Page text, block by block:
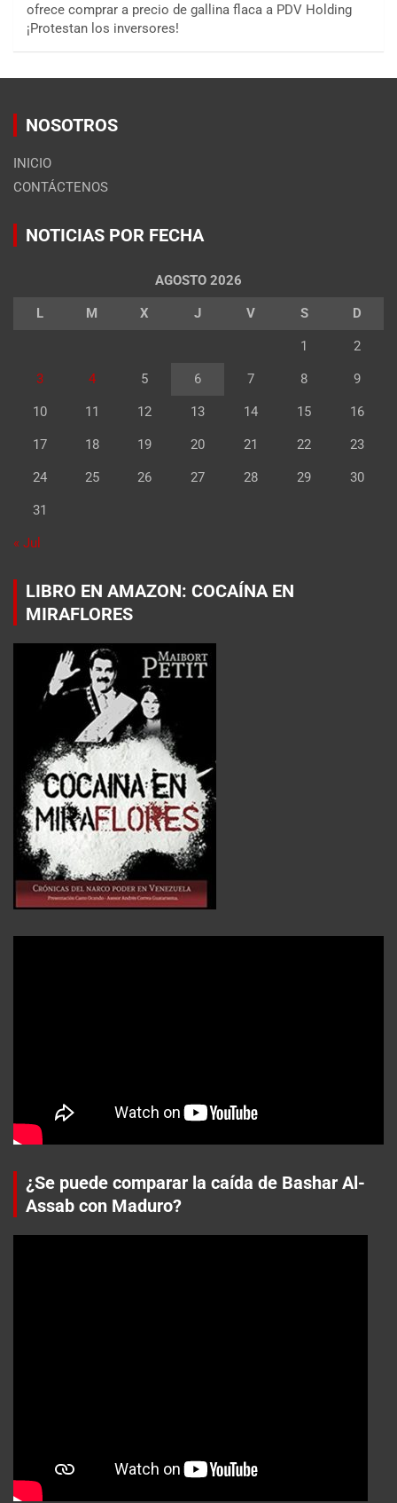
ofrece comprar a precio de gallina flaca a PDV Holding
¡Protestan los inversores!
NOSOTROS
INICIO
CONTÁCTENOS
NOTICIAS POR FECHA
AGOSTO 2026
L M X J V S D
1 2
3 4 5 6 7 8 9
10 11 12 13 14 15 16
17 18 19 20 21 22 23
24 25 26 27 28 29 30
31
« Jul
LIBRO EN AMAZON: COCAÍNA EN
MIRAFLORES
¿Se puede comparar la caída de Bashar Al-
Assab con Maduro?